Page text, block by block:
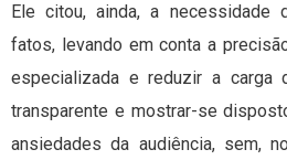
Ele citou, ainda, a necessidade
fatos, levando em conta a
especializada e reduzir a carga
transparente e mostrar-se
ansiedades da audiência, sem,